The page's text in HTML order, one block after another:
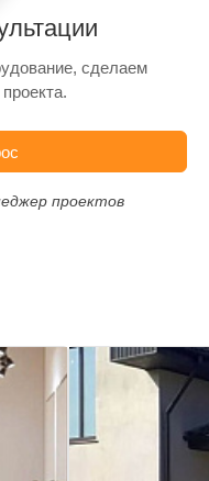
сделаем
проектов